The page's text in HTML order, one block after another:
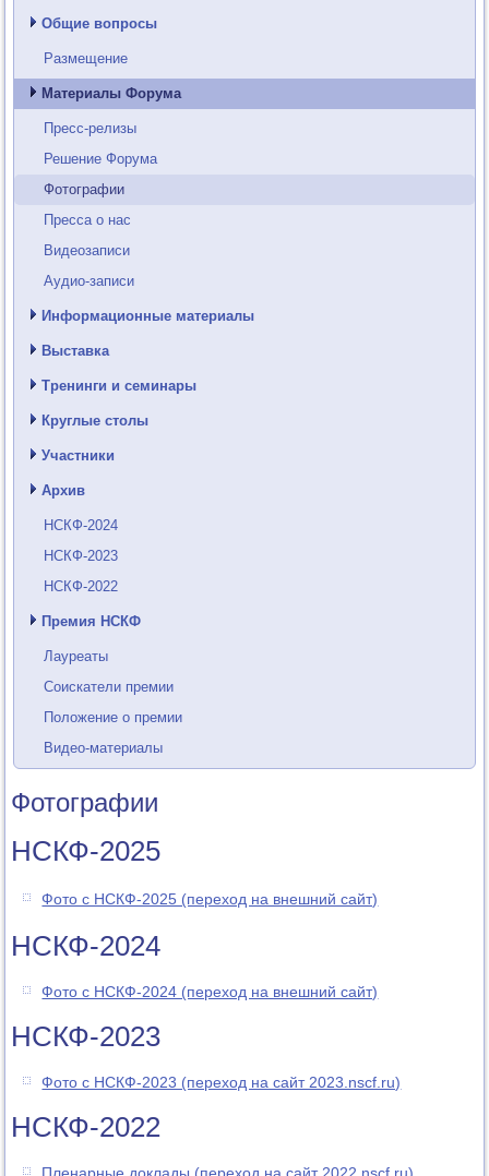
Общие вопросы
Размещение
Материалы Форума
Пресс-релизы
Решение Форума
Фотографии
Пресса о нас
Видеозаписи
Аудио-записи
Информационные материалы
Выставка
Тренинги и семинары
Круглые столы
Участники
Архив
НСКФ-2024
НСКФ-2023
НСКФ-2022
Премия НСКФ
Лауреаты
Соискатели премии
Положение о премии
Видео-материалы
Фотографии
НСКФ-2025
Фото с НСКФ-2025 (переход на внешний сайт)
НСКФ-2024
Фото с НСКФ-2024 (переход на внешний сайт)
НСКФ-2023
Фото с НСКФ-2023 (переход на сайт 2023.nscf.ru)
НСКФ-2022
Пленарные доклады (переход на сайт 2022.nscf.ru)